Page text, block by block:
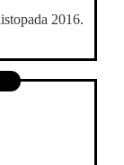
2016.